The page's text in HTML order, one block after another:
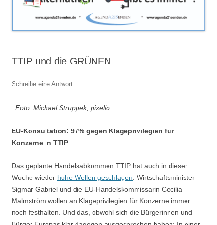
TTIP und die GRÜNEN
Schreibe eine Antwort
Foto: Michael Struppek, pixelio
EU-Konsultation: 97% gegen Klageprivilegien für
Konzerne in TTIP
Das geplante Handelsabkommen TTIP hat auch in dieser
Woche wieder hohe Wellen geschlagen . Wirtschaftsminister
Sigmar Gabriel und die EU-Handelskommissarin Cecilia
Malmström wollen an Klageprivilegien für Konzerne immer
noch festhalten. Und das, obwohl sich die Bürgerinnen und